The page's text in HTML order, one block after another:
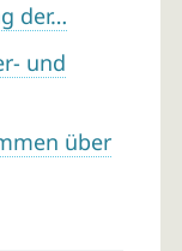
der…
und
über